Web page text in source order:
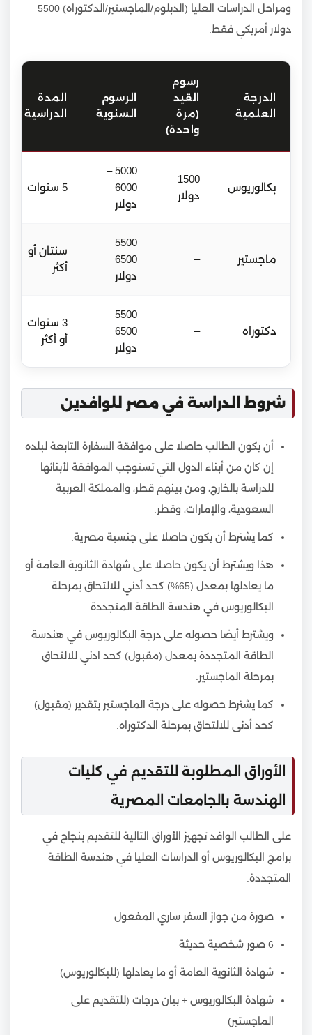
ومراحل الدراسات العليا (الدبلوم/الماجستير/الدكتوراه) 5500
دولار أمريكي فقط.
الدرجة
العلمية
رسوم
القيد
(مرة
واحدة)
الرسوم
السنوية
المدة
الدراسية
بكالوريوس
1500
دولار
5000 –
6000
دولار
5 سنوات
ماجستير –
5500 –
6500
دولار
سنتان أو
أكثر
دكتوراه –
5500 –
6500
دولار
3 سنوات
أو أكثر
شروط الدراسة في مصر للوافدين
أن يكون الطالب حاصلا على موافقة السفارة التابعة لبلده
إن كان من أبناء الدول التي تستوجب الموافقة لأبنائها
للدراسة بالخارج، ومن بينهم قطر، والمملكة العربية
السعودية، والإمارات، وقطر.
كما يشترط أن يكون حاصلا على جنسية مصرية.
هذا ويشترط أن يكون حاصلا على شهادة الثانوية العامة أو
ما يعادلها بمعدل (65%) كحد أدني للالتحاق بمرحلة
البكالوريوس في هندسة الطاقة المتجددة.
ويشترط أيضا حصوله على درجة البكالوريوس في هندسة
الطاقة المتجددة بمعدل (مقبول) كحد ادني للالتحاق
بمرحلة الماجستير.
كما يشترط حصوله على درجة الماجستير بتقدير (مقبول)
كحد أدنى للالتحاق بمرحلة الدكتوراه.
الأوراق المطلوبة للتقديم في كليات
الهندسة بالجامعات المصرية
على الطالب الوافد تجهيز الأوراق التالية للتقديم بنجاح في
برامج البكالوريوس أو الدراسات العليا في هندسة الطاقة
المتجددة:
صورة من جواز السفر ساري المفعول
6 صور شخصية حديثة
شهادة الثانوية العامة أو ما يعادلها (للبكالوريوس)
شهادة البكالوريوس + بيان درجات (للتقديم على
الماجستير)